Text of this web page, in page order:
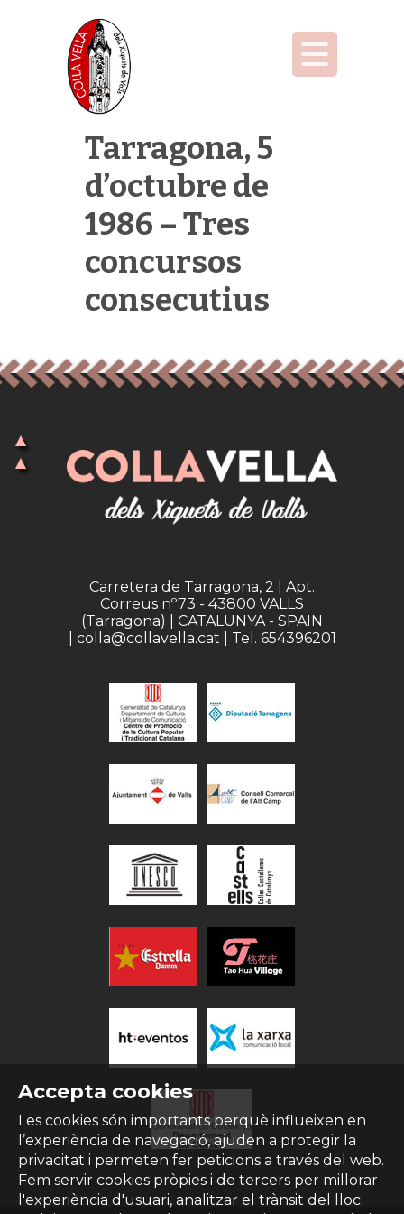
Tarragona, 5
d’octubre de
1986 – Tres
concursos
consecutius
Accepta cookies
Les cookies són importants perquè influeixen en
l’experiència de navegació, ajuden a protegir la
privacitat i permeten fer peticions a través del web.
Fem servir cookies pròpies i de tercers per millorar
l'experiència d'usuari, analitzar el trànsit del lloc
Carretera de Tarragona, 2 | Apt.
Correus nº73 - 43800 VALLS
(Tarragona) | CATALUNYA - SPAIN
| colla@collavella.cat | Tel. 654396201